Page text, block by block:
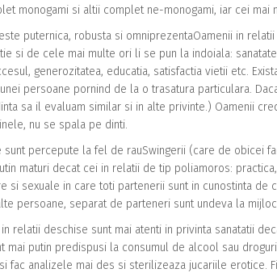
monogami si altii complet ne-monogami, iar cei mai
puternica, robusta si omniprezentaOamenii in
si de cele mai multe ori li se pun la indoiala:
generozitatea, educatia, satisfactia vietii etc.
persoane pornind de la o trasatura particulara.
sa il evaluam similar si in alte privinte.) Oamenii
nu se spala pe dinti.
percepute la fel de rauSwingerii (care de obicei
maturi decat cei in relatii de tip poliamoros:
si sexuale in care toti partenerii sunt in cunostinta de
persoane, separat de parteneri sunt undeva la
relatii deschise sunt mai atenti in privinta sanatatii
mai putin predispusi la consumul de alcool sau
fac analizele mai des si sterilizeaza jucariile erotice.